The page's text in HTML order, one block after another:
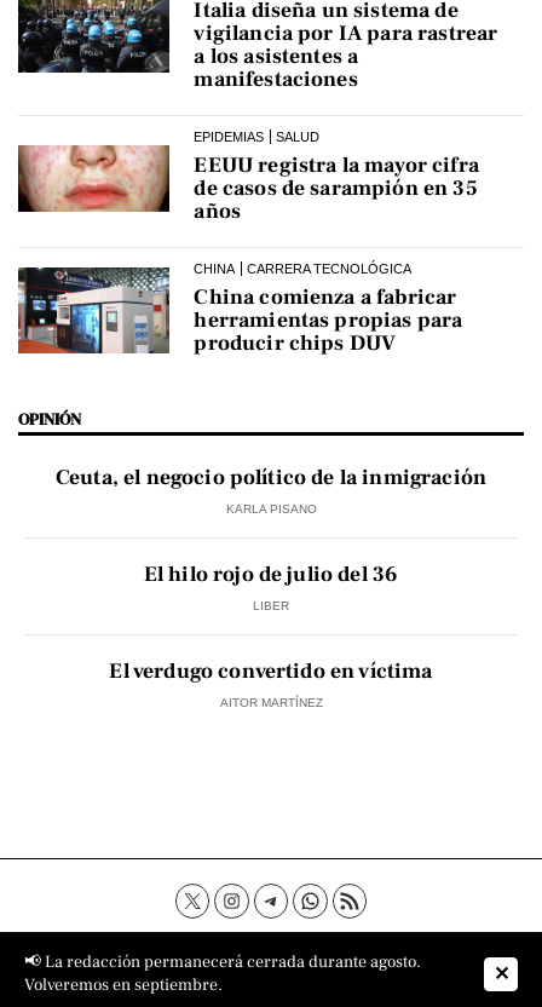
Italia diseña un sistema de
vigilancia por IA para rastrear
a los asistentes a
manifestaciones
EPIDEMIAS SALUD
EEUU registra la mayor cifra
de casos de sarampión en 35
años
CHINA CARRERA TECNOLÓGICA
China comienza a fabricar
herramientas propias para
producir chips DUV
OPINIÓN
Ceuta, el negocio político de la inmigración
KARLA PISANO
El hilo rojo de julio del 36
LIBER
El verdugo convertido en víctima
AITOR MARTÍNEZ
Contacto Aviso Legal
Política de privacidad
Política de cookies
Sobre nosotros
📢 La redacción permanecerá cerrada durante agosto.
Volveremos en septiembre.
✕